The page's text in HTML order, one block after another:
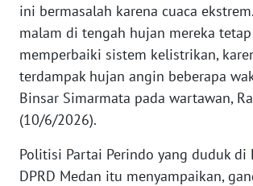
ini bermasalah karena cuaca
malam di tengah hujan mereka
memperbaiki sistem kelistrikan,
terdampak hujan angin beberapa
Binsar Simarmata pada wartawan,
(10/6/2026).
Politisi Partai Perindo yang duduk di
DPRD Medan itu menyampaikan,
WN
NTT
WN
KEPRI
PAPUA